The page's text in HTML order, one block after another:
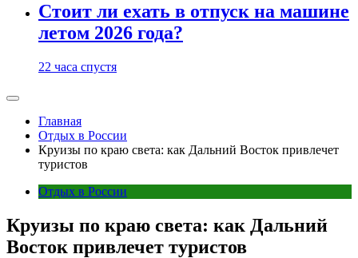
Стоит ли ехать в отпуск на машине
летом 2026 года?
22 часа спустя
Главная
Отдых в России
Круизы по краю света: как Дальний Восток привлечет
туристов
Отдых в России
Круизы по краю света: как Дальний
Восток привлечет туристов